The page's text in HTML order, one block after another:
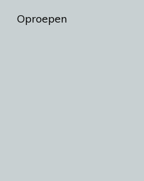
Oproepen